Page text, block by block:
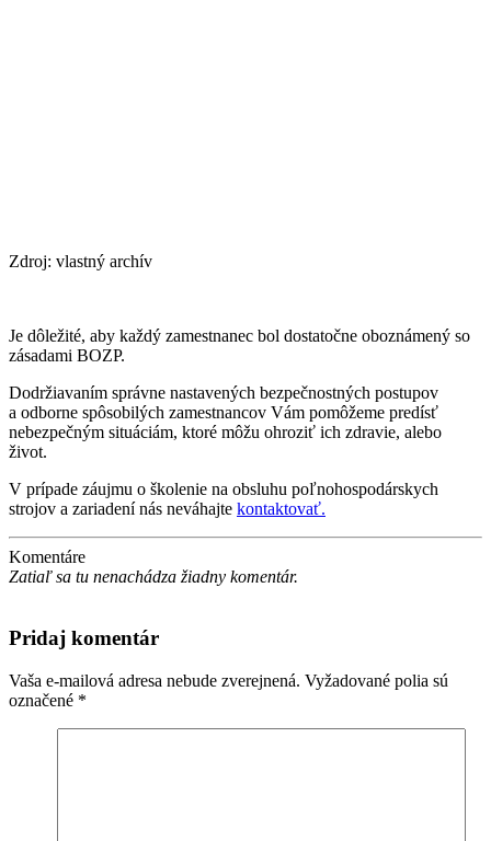
Zdroj: vlastný archív
Je dôležité, aby každý zamestnanec bol dostatočne oboznámený so
zásadami BOZP.
Dodržiavaním správne nastavených bezpečnostných postupov
a odborne spôsobilých zamestnancov Vám pomôžeme predísť
nebezpečným situáciám, ktoré môžu ohroziť ich zdravie, alebo
život.
V prípade záujmu o školenie na obsluhu poľnohospodárskych
strojov a zariadení nás neváhajte kontaktovať.
Komentáre
Zatiaľ sa tu nenachádza žiadny komentár.
Pridaj komentár
Vaša e-mailová adresa nebude zverejnená. Vyžadované polia sú
označené *